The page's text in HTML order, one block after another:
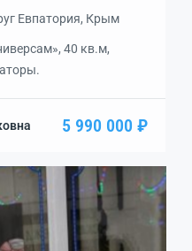
Евпатория, Крым
40 кв.м,
5 990 000 ₽